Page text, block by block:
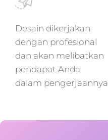
Desain dikerjakan
dengan profesional
dan akan melibatkan
pendapat Anda
dalam pengerjaannya